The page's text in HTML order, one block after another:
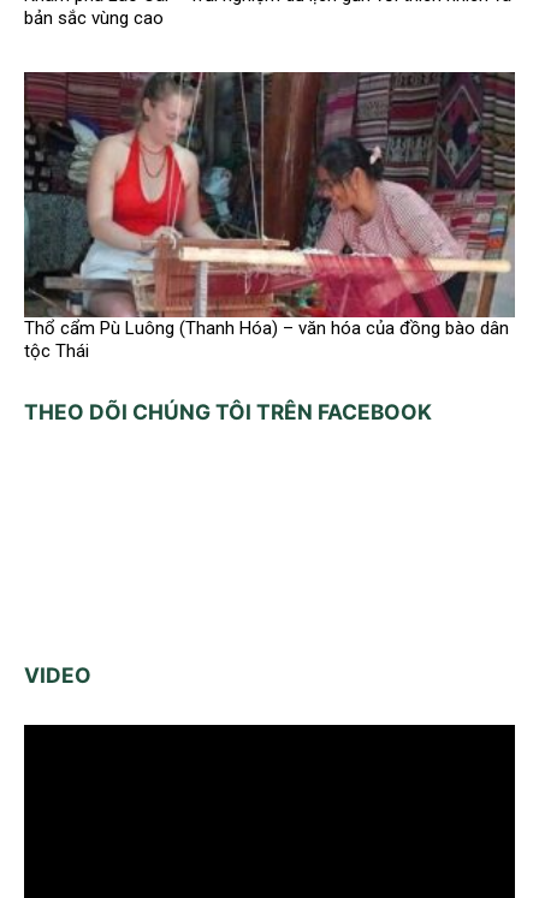
bản sắc vùng cao
Thổ cẩm Pù Luông (Thanh Hóa) – văn hóa của đồng bào dân
tộc Thái
THEO DÕI CHÚNG TÔI TRÊN FACEBOOK
VIDEO